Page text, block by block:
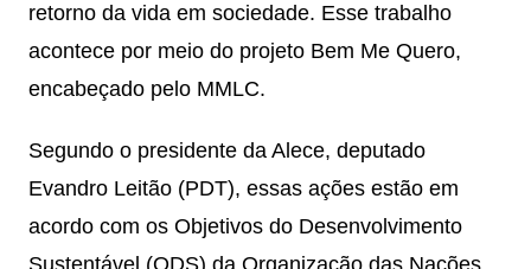
retorno da vida em sociedade. Esse trabalho
acontece por meio do projeto Bem Me Quero,
encabeçado pelo MMLC.
Segundo o presidente da Alece, deputado
Evandro Leitão (PDT), essas ações estão em
acordo com os Objetivos do Desenvolvimento